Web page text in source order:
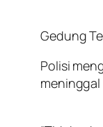
Gedung
Polisi